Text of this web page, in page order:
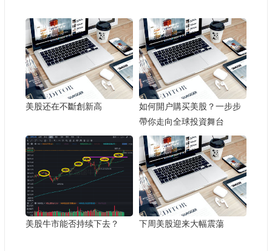
美股还在不斷創新高
如何開户購买美股？一步步
帶你走向全球投資舞台
美股牛市能否持续下去？ 下周美股迎来大幅震蕩